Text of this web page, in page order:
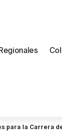
para la Carrera